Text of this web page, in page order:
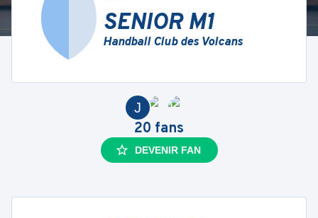
SENIOR M1
Handball Club des Volcans
J
20 fans
DEVENIR FAN